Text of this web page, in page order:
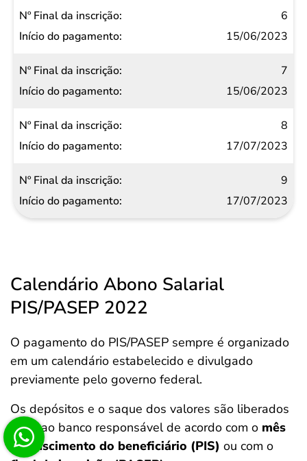
6
15/06/2023
7
15/06/2023
8
17/07/2023
9
17/07/2023
Calendário Abono Salarial
PIS/PASEP 2022
O pagamento do PIS/PASEP sempre é organizado
em um calendário estabelecido e divulgado
previamente pelo governo federal.
Os depósitos e o saque dos valores são liberados
junto ao banco responsável de acordo com o mês
de nascimento do beneficiário (PIS) ou com o